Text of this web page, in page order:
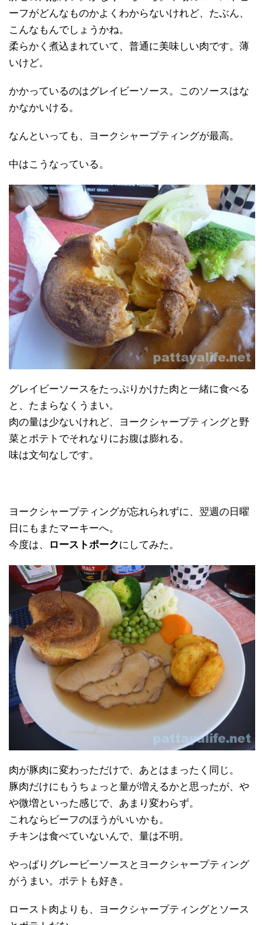
ーフがどんなものかよくわからないけれど、たぶん、
こんなもんでしょうかね。
柔らかく煮込まれていて、普通に美味しい肉です。薄
いけど。
かかっているのはグレイビーソース。このソースはな
かなかいける。
なんといっても、ヨークシャープティングが最高。
中はこうなっている。
グレイビーソースをたっぷりかけた肉と一緒に食べる
と、たまらなくうまい。
肉の量は少ないけれど、ヨークシャープティングと野
菜とポテトでそれなりにお腹は膨れる。
味は文句なしです。
ヨークシャープティングが忘れられずに、翌週の日曜
日にもまたマーキーへ。
今度は、
ローストポークにしてみた。
肉が豚肉に変わっただけで、あとはまったく同じ。
豚肉だけにもうちょっと量が増えるかと思ったが、や
や微増といった感じで、あまり変わらず。
これならビーフのほうがいいかも。
チキンは食べていないんで、量は不明。
やっぱりグレービーソースとヨークシャープティング
がうまい。ポテトも好き。
ロースト肉よりも、ヨークシャープティングとソース